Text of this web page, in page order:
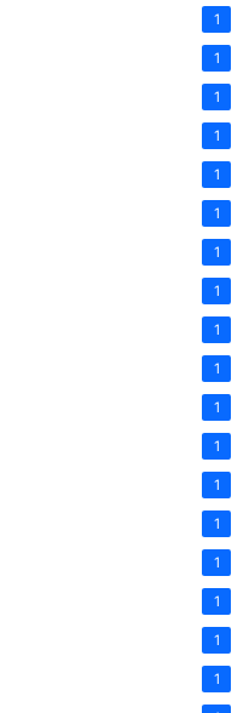
1
1
1
1
1
1
1
1
1
1
1
1
1
1
1
1
1
1